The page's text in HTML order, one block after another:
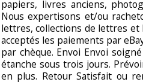
papiers, livres anciens,
Nous expertisons et/ou
lettres, collections de lettres et
acceptés les paiements par
par chèque. Envoi Envoi
étanche sous trois jours.
en plus. Retour Satisfait ou